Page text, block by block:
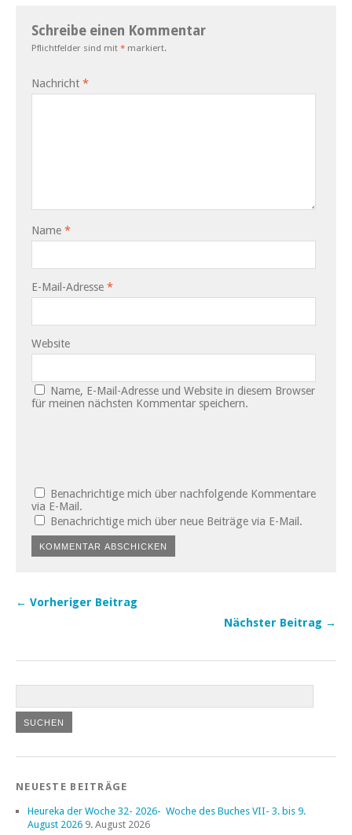
Schreibe einen Kommentar
Pflichtfelder sind mit * markiert.
Nachricht *
Name *
E-Mail-Adresse *
Website
Name, E-Mail-Adresse und Website in diesem Browser
für meinen nächsten Kommentar speichern.
Benachrichtige mich über nachfolgende Kommentare
via E-Mail.
Benachrichtige mich über neue Beiträge via E-Mail.
← Vorheriger Beitrag
Nächster Beitrag →
NEUESTE BEITRÄGE
Heureka der Woche 32- 2026- Woche des Buches VII- 3. bis 9.
August 2026 9. August 2026